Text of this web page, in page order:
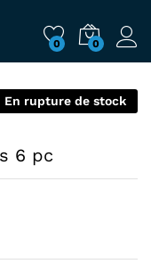
0 0
En rupture de stock
6 pc